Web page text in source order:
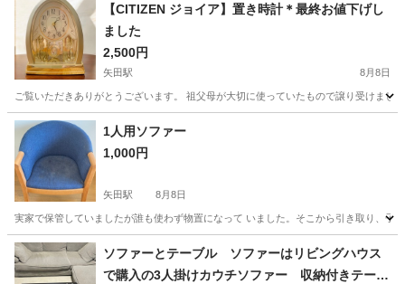
【CITIZEN ジョイア】置き時計＊最終お値下げし
ました
2,500円
矢田駅 8月8日
ご覧いただきありがとうございます。 祖父母が大切に使っていたもので譲り受けま
大阪 大阪市 矢田駅
1人用ソファー
1,000円
矢田駅 8月8日
実家で保管していましたが誰も使わず物置になって いました。そこから引き取り、
大阪 大阪市
ソファーとテーブル ソファーはリビングハウス
で購入の3人掛けカウチソファー 収納付きテーブ